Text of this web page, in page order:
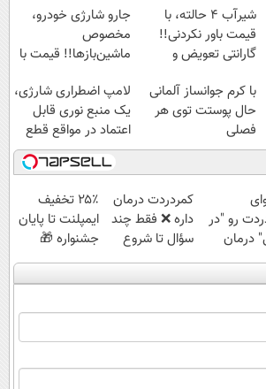
شیر‌آب ۴ حالته، با
قیمت باور نکردنی!!
گارانتی تعویض و
جارو شارژی خودرو،
مخصوص
ماشین‌باز‌ها!! قیمت با
1,499,000
با کرم جوانساز آلمانی
حال پوستت توی هر
فصلی
خوبه۴۵٪تخفیف
لامپ اضطراری شارژی،
یک منبع نوری قابل
اعتماد در مواقع قطع
برق
رو "در
درمان
(◂فیلم +
‌کمردردت درمان
داره ❌ فقط چند
سؤال تا شروع
بهبودی فاصله‌
داری!
۲۵٪ تخفیف
ایمپلنت تا پایان
جشنواره 🎁